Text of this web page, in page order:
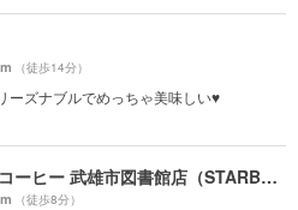
（徒歩14分）
ーズナブルでめっちゃ美味しい♥
スターバックスコーヒー 武雄市図書館店（STARBUCKS COFFEE）
（徒歩8分）